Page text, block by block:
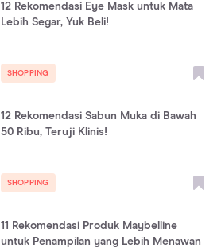
12 Rekomendasi Eye Mask untuk Mata
Lebih Segar, Yuk Beli!
SHOPPING
12 Rekomendasi Sabun Muka di Bawah
50 Ribu, Teruji Klinis!
SHOPPING
11 Rekomendasi Produk Maybelline
untuk Penampilan yang Lebih Menawan